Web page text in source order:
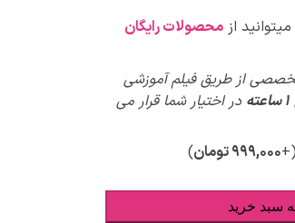
از محصولات رایگان
از طریق فیلم آموزشی
1 ساعته
در اختیار شما قرار می
(+۹۹۹,۰۰۰تومان)
سبد خرید